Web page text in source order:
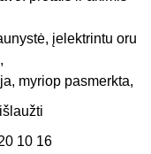
įelektrintu oru
pasmerkta,
10 16